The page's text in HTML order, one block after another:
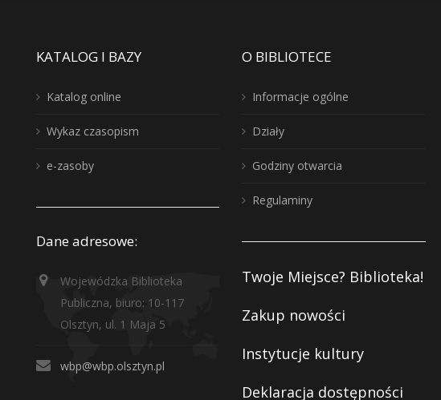
KATALOG I BAZY
Katalog online
Wykaz czasopism
e-zasoby
Dane adresowe:
Wojewódzka Biblioteka
Publiczna, biuro: 10-117
Olsztyn, ul. 1 Maja 5
wbp@wbp.olsztyn.pl
O BIBLIOTECE
Informacje ogólne
Działy
Godziny otwarcia
Regulaminy
Twoje Miejsce? Biblioteka!
Zakup nowości
Instytucje kultury
Deklaracja dostępności